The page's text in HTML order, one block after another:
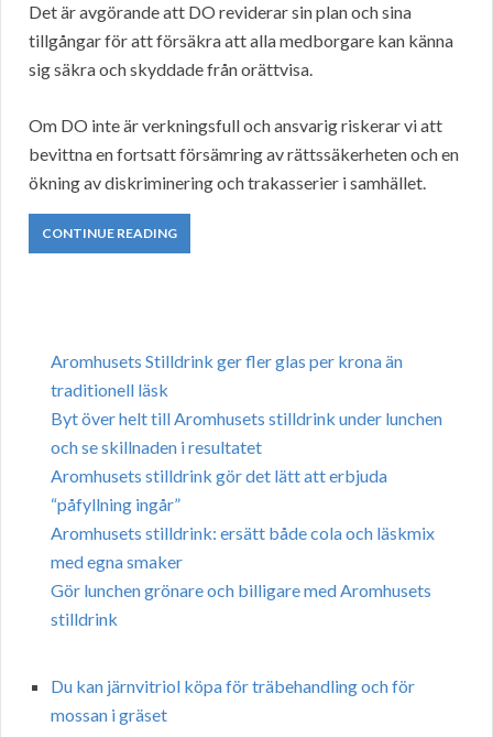
Det är avgörande att DO reviderar sin plan och sina
tillgångar för att försäkra att alla medborgare kan känna
sig säkra och skyddade från orättvisa.
Om DO inte är verkningsfull och ansvarig riskerar vi att
bevittna en fortsatt försämring av rättssäkerheten och en
ökning av diskriminering och trakasserier i samhället.
CONTINUE READING
Aromhusets Stilldrink ger fler glas per krona än
traditionell läsk
Byt över helt till Aromhusets stilldrink under lunchen
och se skillnaden i resultatet
Aromhusets stilldrink gör det lätt att erbjuda
“påfyllning ingår”
Aromhusets stilldrink: ersätt både cola och läskmix
med egna smaker
Gör lunchen grönare och billigare med Aromhusets
stilldrink
Du kan järnvitriol köpa för träbehandling och för
mossan i gräset